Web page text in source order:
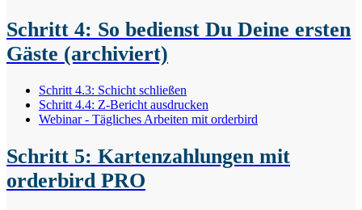
Schritt 4: So bedienst Du Deine ersten
Gäste (archiviert)
Schritt 4.3: Schicht schließen
Schritt 4.4: Z-Bericht ausdrucken
Webinar - Tägliches Arbeiten mit orderbird
Schritt 5: Kartenzahlungen mit
orderbird PRO